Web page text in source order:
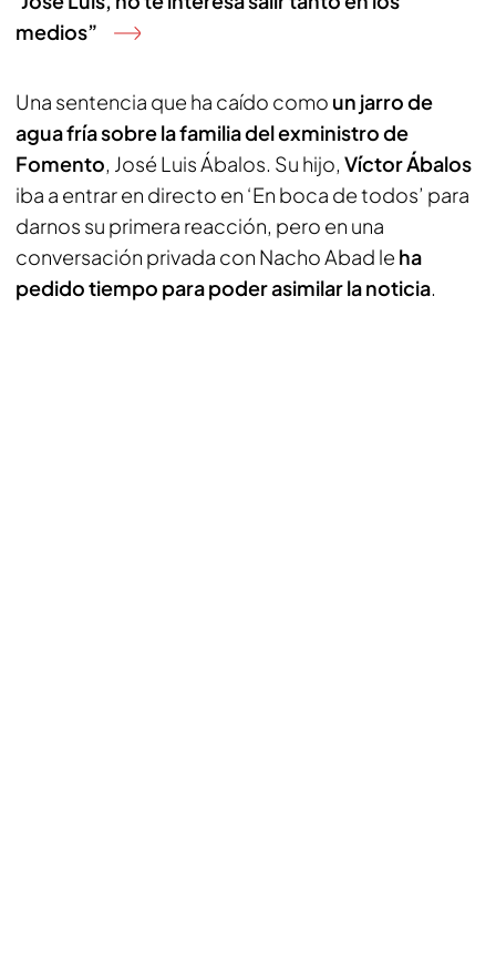
medios”
Una sentencia que ha caído como un jarro de
agua fría sobre la familia del exministro de
Fomento, José Luis Ábalos. Su hijo, Víctor Ábalos
iba a entrar en directo en ‘En boca de todos’ para
darnos su primera reacción, pero en una
conversación privada con Nacho Abad le ha
pedido tiempo para poder asimilar la noticia.